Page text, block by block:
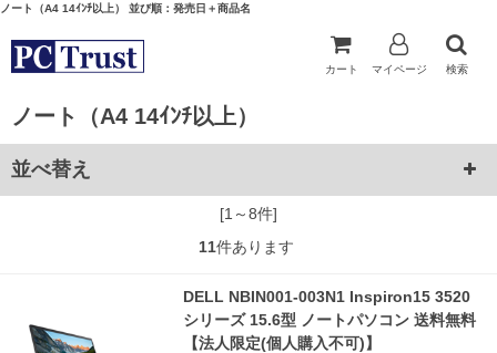
ノート（A4 14ｲﾝﾁ以上） 並び順：発売日＋商品名
カート マイページ 検索
ノート（A4 14ｲﾝﾁ以上）
並べ替え
[1～8件]
11件あります
DELL NBIN001-003N1 Inspiron15 3520
シリーズ 15.6型 ノートパソコン 送料無料
【法人限定(個人購入不可)】